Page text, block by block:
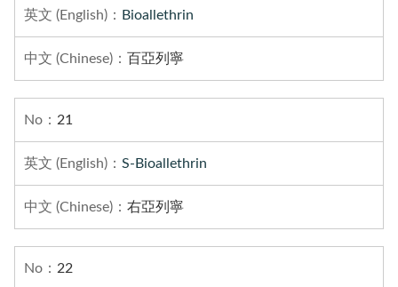
Bioallethrin
百亞列寧
21
S-Bioallethrin
右亞列寧
22